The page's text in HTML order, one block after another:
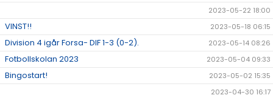
2023-05-22 18:00
VINST!! 2023-05-18 06:15
Division 4 igår Forsa- DIF 1-3 (0-2). 2023-05-14 08:26
Fotbollskolan 2023 2023-05-04 09:33
Bingostart!
2023-05-02 15:35
2023-04-30 16:17